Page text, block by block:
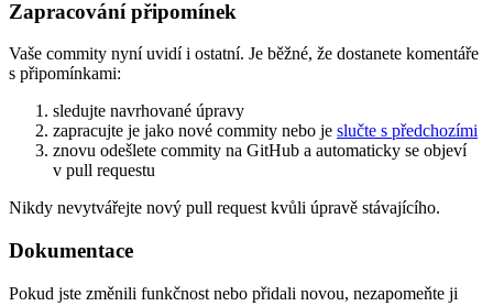
Zapracování připomínek
Vaše commity nyní uvidí i ostatní. Je běžné, že dostanete komentáře
s připomínkami:
sledujte navrhované úpravy
zapracujte je jako nové commity nebo je slučte s předchozími
znovu odešlete commity na GitHub a automaticky se objeví
v pull requestu
Nikdy nevytvářejte nový pull request kvůli úpravě stávajícího.
Dokumentace
Pokud jste změnili funkčnost nebo přidali novou, nezapomeňte ji